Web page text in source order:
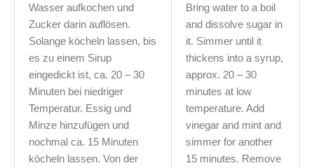
Wasser aufkochen und
Zucker darin auflösen.
Solange köcheln lassen, bis
es zu einem Sirup
eingedickt ist, ca. 20 – 30
Minuten bei niedriger
Temperatur. Essig und
Minze hinzufügen und
nochmal ca. 15 Minuten
köcheln lassen. Von der
Bring water to a boil
and dissolve sugar in
it. Simmer until it
thickens into a syrup,
approx. 20 – 30
minutes at low
temperature. Add
vinegar and mint and
simmer for another
15 minutes. Remove